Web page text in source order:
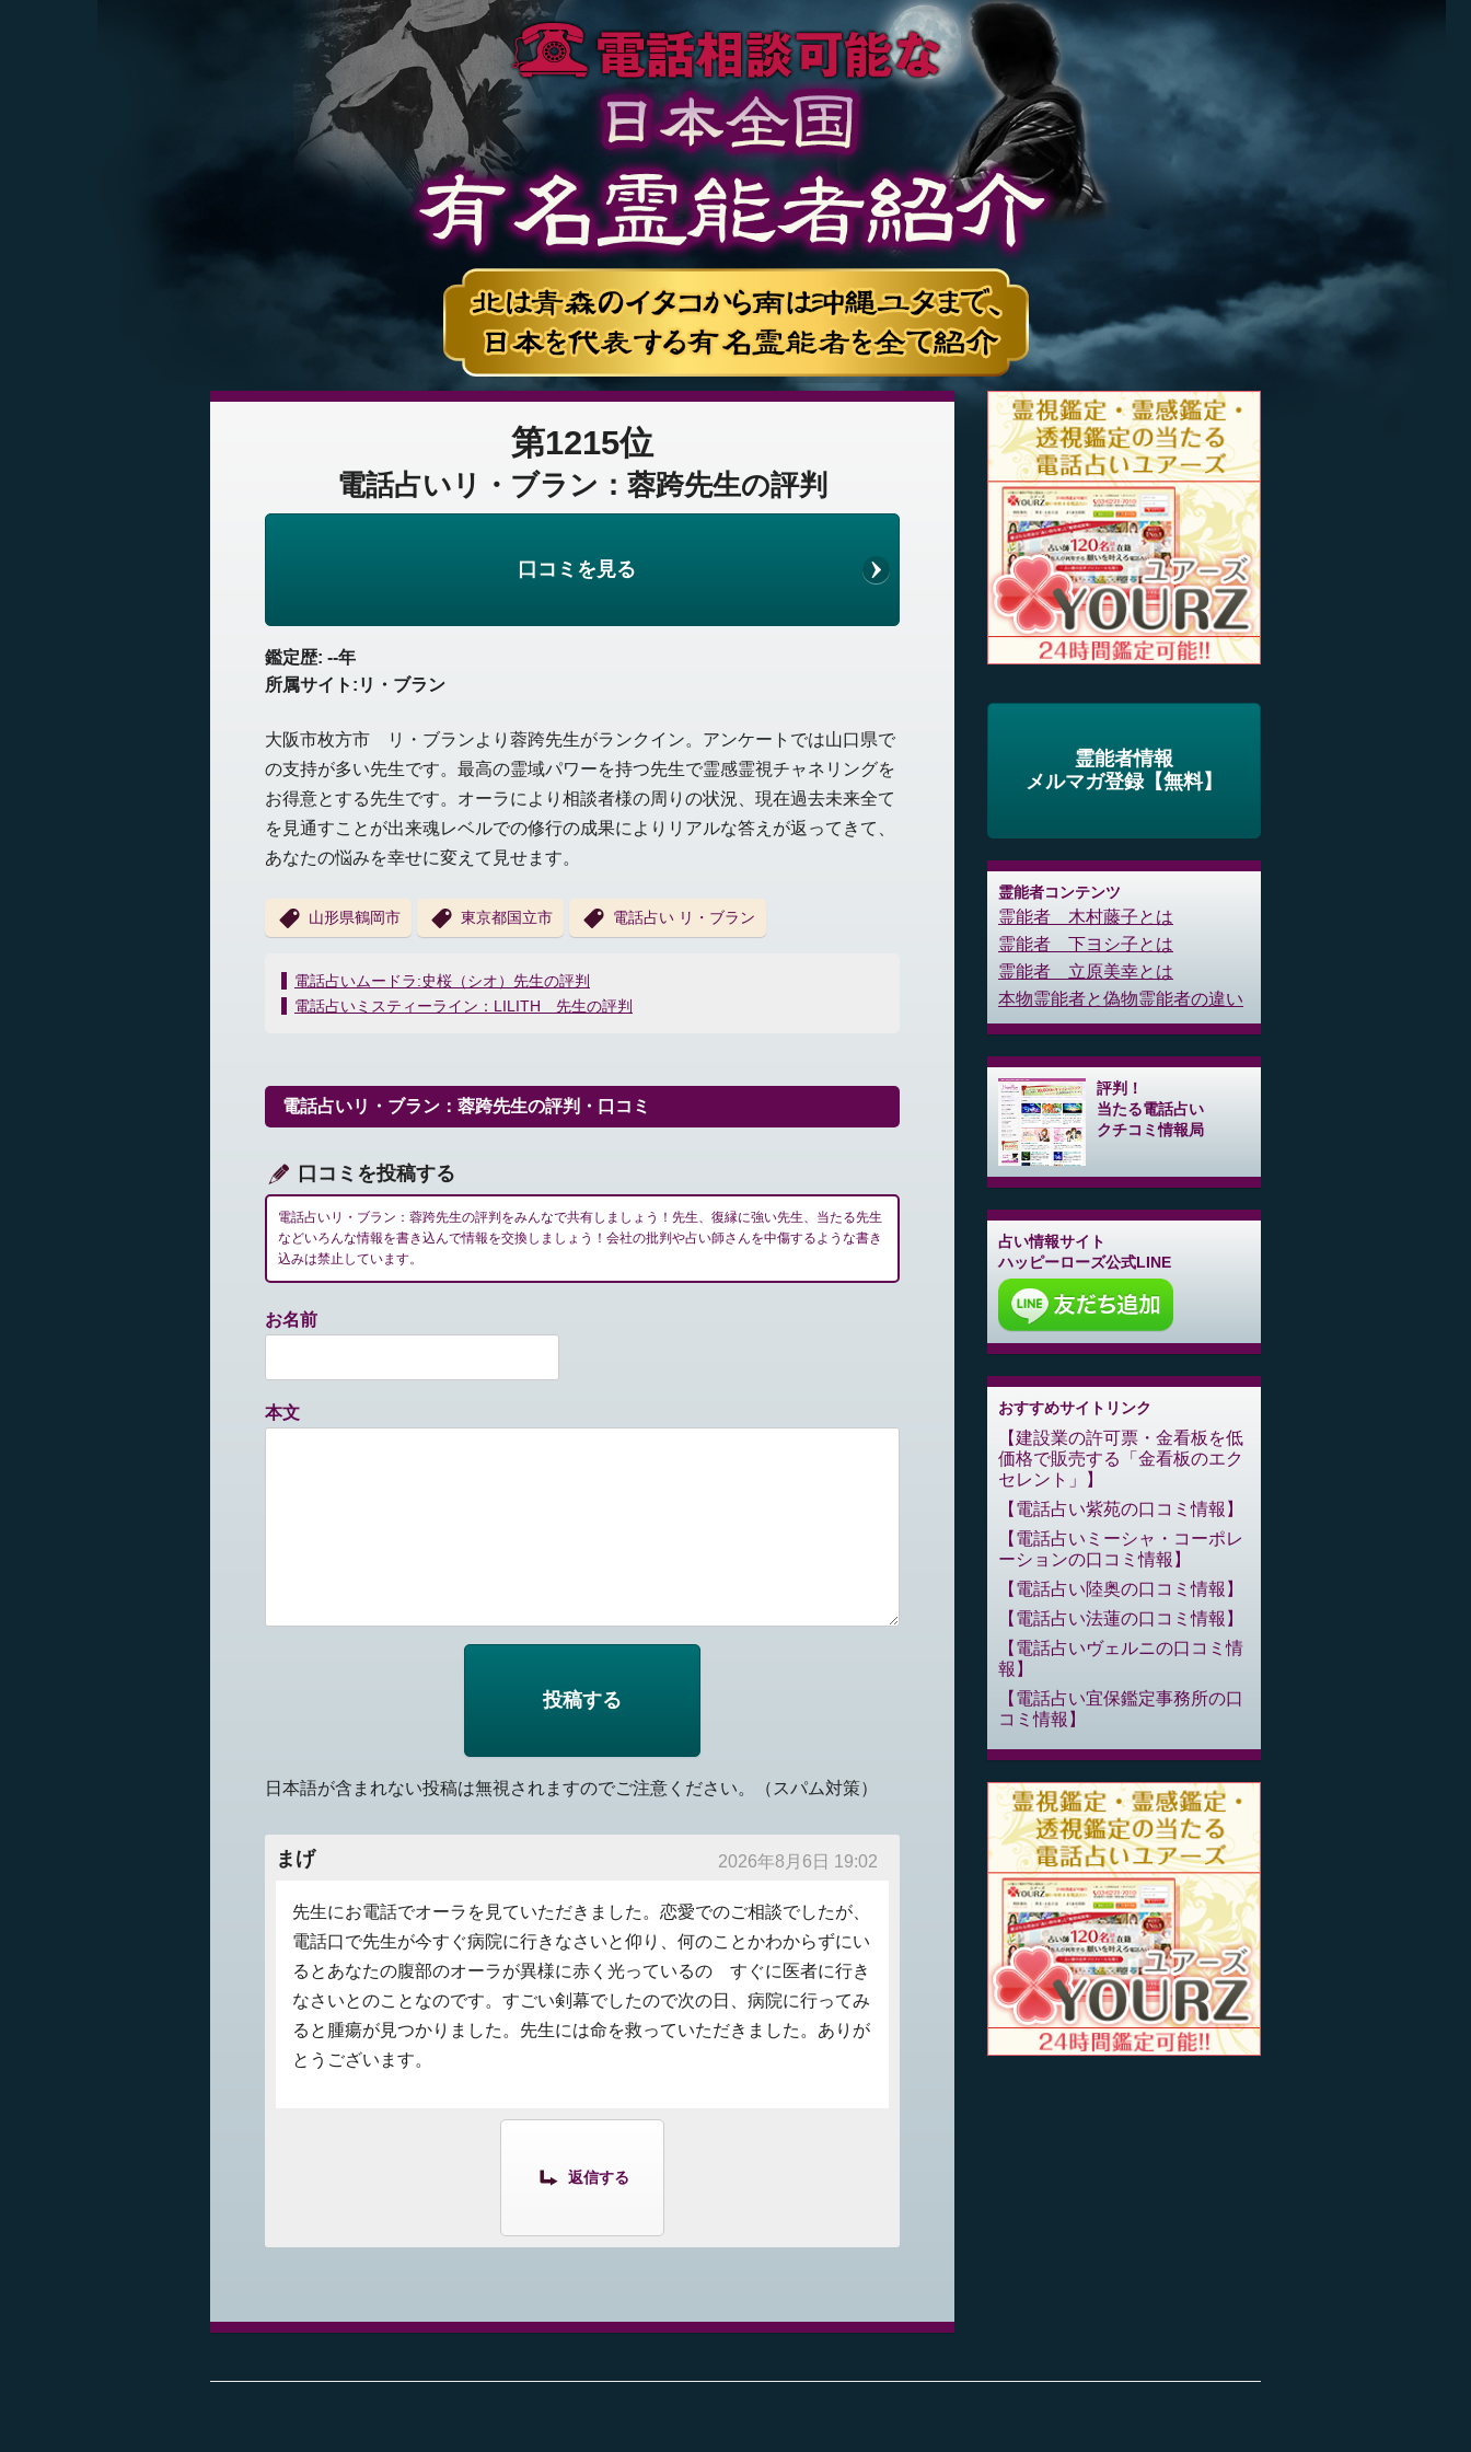
第1215位
電話占いリ・ブラン：蓉跨先生の評判
口コミを見る
鑑定歴: --年
所属サイト:リ・ブラン
大阪市枚方市 リ・ブランより蓉跨先生がランクイン。アンケートでは山口県で
の支持が多い先生です。最高の霊域パワーを持つ先生で霊感霊視チャネリングを
お得意とする先生です。オーラにより相談者様の周りの状況、現在過去未来全て
を見通すことが出来魂レベルでの修行の成果によりリアルな答えが返ってきて、
あなたの悩みを幸せに変えて見せます。
山形県鶴岡市 東京都国立市 電話占い リ・ブラン
投
稿
ー
シ
ン
電話占いムードラ:史桜（シオ）先生の評判
電話占いミスティーライン：LILITH 先生の評判
電話占いリ・ブラン：蓉跨先生の評判・口コミ
口コミを投稿する
電話占いリ・ブラン：蓉跨先生の評判をみんなで共有しましょう！先生、復縁に強い先生、当たる先生
などいろんな情報を書き込んで情報を交換しましょう！会社の批判や占い師さんを中傷するような書き
込みは禁止しています。
お名前
本文
日本語が含まれない投稿は無視されますのでご注意ください。（スパム対策）
まげ 2026年8月6日 19:02
先生にお電話でオーラを見ていただきました。恋愛でのご相談でしたが、
電話口で先生が今すぐ病院に行きなさいと仰り、何のことかわからずにい
るとあなたの腹部のオーラが異様に赤く光っているの すぐに医者に行き
なさいとのことなのです。すごい剣幕でしたので次の日、病院に行ってみ
ると腫瘍が見つかりました。先生には命を救っていただきました。ありが
とうございます。
返信する
霊能者情報
メルマガ登録【無料】
霊能者コンテンツ
霊能者 木村藤子とは
霊能者 下ヨシ子とは
霊能者 立原美幸とは
本物霊能者と偽物霊能者の違い
評判！
当たる電話占い
クチコミ情報局
占い情報サイト
ハッピーローズ公式LINE
おすすめサイトリンク
建設業の許可票・金看板を低
価格で販売する「金看板のエク
セレント」
電話占い紫苑の口コミ情報
電話占いミーシャ・コーポレ
ーションの口コミ情報
電話占い陸奥の口コミ情報
電話占い法蓮の口コミ情報
電話占いヴェルニの口コミ情
報
電話占い宜保鑑定事務所の口
コミ情報